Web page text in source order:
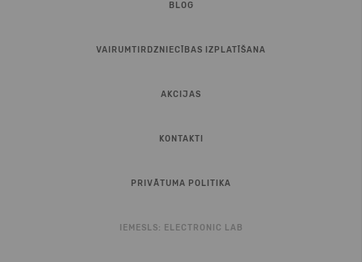
BLOG
VAIRUMTIRDZNIECĪBAS IZPLATĪŠANA
AKCIJAS
KONTAKTI
PRIVĀTUMA POLITIKA
IEMESLS: ELECTRONIC LAB